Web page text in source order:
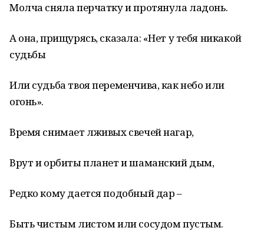
Молча сняла перчатку и протянула ладонь.
А она, прищурясь, сказала: «Нет у тебя никакой
судьбы
Или судьба твоя переменчива, как небо или
огонь».
Время снимает лживых свечей нагар,
Врут и орбиты планет и шаманский дым,
Редко кому дается подобный дар –
Быть чистым листом или сосудом пустым.